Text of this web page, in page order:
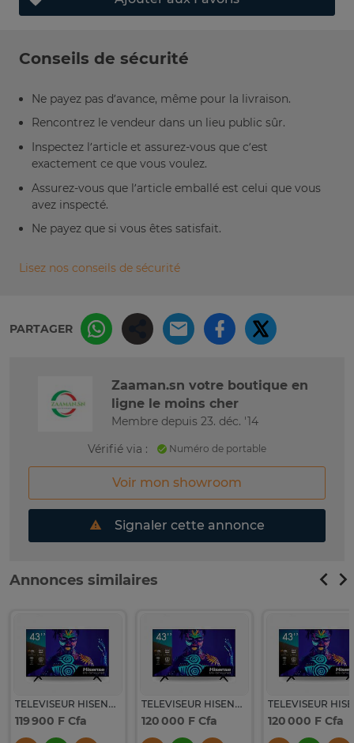
Conseils de sécurité
Ne payez pas d’avance, même pour la livraison.
Rencontrez le vendeur dans un lieu public sûr.
Inspectez l’article et assurez-vous que c’est
exactement ce que vous voulez.
Assurez-vous que l’article emballé est celui que vous
avez inspecté.
Ne payez que si vous êtes satisfait.
Lisez nos conseils de sécurité
PARTAGER
Zaaman.sn votre boutique en
ligne le moins cher
Membre depuis 23. déc. '14
Vérifié via :
Numéro de portable
Voir mon showroom
Signaler cette annonce
Annonces similaires
TELEVISEUR HISENSE 43" LED SMART VIDAA 4K 43A4Q
119 900 F Cfa
TELEVISEUR HISENSE 43" LED SMART VIDAA 4K 43A4Q
120 000 F Cfa 120 000 F Cfa